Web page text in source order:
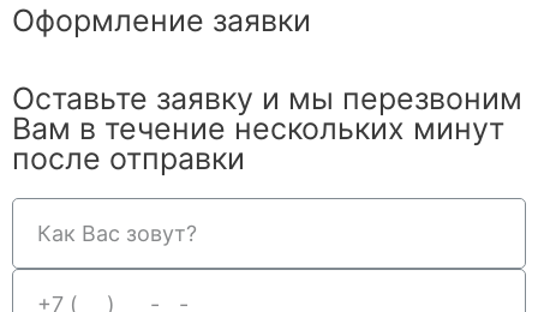
Оформление заявки
Оставьте заявку и мы перезвоним
Вам в течение нескольких минут
после отправки